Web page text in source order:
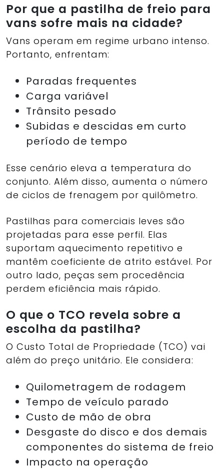
Por que a pastilha de freio para
vans sofre mais na cidade?
Vans operam em regime urbano intenso.
Portanto, enfrentam:
Paradas frequentes
Carga variável
Trânsito pesado
Subidas e descidas em curto
período de tempo
Esse cenário eleva a temperatura do
conjunto. Além disso, aumenta o número
de ciclos de frenagem por quilômetro.
Pastilhas para comerciais leves são
projetadas para esse perfil. Elas
suportam aquecimento repetitivo e
mantêm coeficiente de atrito estável. Por
outro lado, peças sem procedência
perdem eficiência mais rápido.
O que o TCO revela sobre a
escolha da pastilha?
O Custo Total de Propriedade (TCO) vai
além do preço unitário. Ele considera:
Quilometragem de rodagem
Tempo de veículo parado
Custo de mão de obra
Desgaste do disco e dos demais
componentes do sistema de freio
Impacto na operação